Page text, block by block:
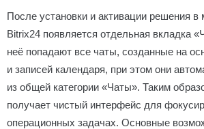
После установки и активации решения в
Bitrix24 появляется отдельная вкладка
неё попадают все чаты, созданные на
и записей календаря, при этом они
из общей категории «Чаты». Таким
получает чистый интерфейс для
операционных задачах. Основные